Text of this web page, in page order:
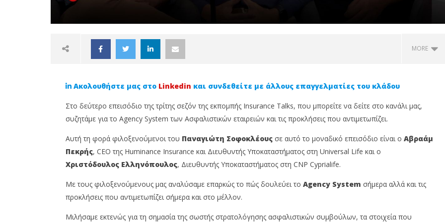
MORE
NOW VIEWING
Στο νέο επεισόδιο Insurance
Talks κοντά μας ο Αβραάμ
Πεκρής και ο Χριστόδουλος
Ελληνόπουλος
Οκτωβρίου,
Γιατρός και ασφαλιστής στο
ίδιο τραπέζι: όταν η υγεία
συναντά την ασφάλιση
3
2024
Χαράλαμπος Χαραλάμπους: Ο
σύγχρονος ασφαλιστικός
σύμβουλος δεν περιμένει τον
3
Ακολουθήστε μας στο Linkedin και συνδεθείτε με άλλους επαγγελματίες του κλάδου
Στο δεύτερο επεισόδιο της τρίτης σεζόν της εκπομπής Insurance Talks, που μπορείτε να δείτε στο κανάλι μας,
συζητάμε για το Agency System των Ασφαλιστικών εταιρειών και τις προκλήσεις που αντιμετωπίζει.
Αυτή τη φορά φιλοξενούμενοι του Παναγιώτη Σοφοκλέουςσε αυτό το μοναδικό επεισόδιο είναι ο Αβραάμ
Πεκρής, CEO της Huminance Insurance και Διευθυντής Υποκαταστήματος στη Universal Life και ο
Χριστόδουλος Ελληνόπουλος, Διευθυντής Υποκαταστήματος στη CNP Cyprialife.
Με τους φιλοξενούμενους μας αναλύσαμε επαρκώς το πώς δουλεύει το Agency System σήμερα αλλά και τις
προκλήσεις που αντιμετωπίζει σήμερα και στο μέλλον.
Μιλήσαμε εκτενώς για τη σημασία της σωστής στρατολόγησης ασφαλιστικών συμβούλων, τα στοιχεία που